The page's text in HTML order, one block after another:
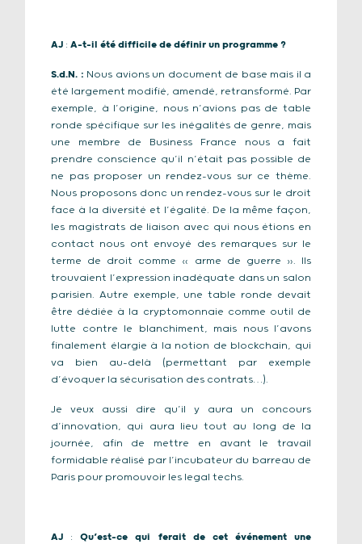
AJ : A-t-il été difficile de définir un programme ?
S.d.N. : Nous avions un document de base mais il a
été largement modifié, amendé, retransformé. Par
exemple, à l’origine, nous n’avions pas de table
ronde spécifique sur les inégalités de genre, mais
une membre de Business France nous a fait
prendre conscience qu’il n’était pas possible de
ne pas proposer un rendez-vous sur ce thème.
Nous proposons donc un rendez-vous sur le droit
face à la diversité et l’égalité. De la même façon,
les magistrats de liaison avec qui nous étions en
contact nous ont envoyé des remarques sur le
terme de droit comme « arme de guerre ». Ils
trouvaient l’expression inadéquate dans un salon
parisien. Autre exemple, une table ronde devait
être dédiée à la cryptomonnaie comme outil de
lutte contre le blanchiment, mais nous l’avons
finalement élargie à la notion de blockchain, qui
va bien au-delà (permettant par exemple
d’évoquer la sécurisation des contrats…).
Je veux aussi dire qu’il y aura un concours
d’innovation, qui aura lieu tout au long de la
journée, afin de mettre en avant le travail
formidable réalisé par l’incubateur du barreau de
Paris pour promouvoir les legal techs.
AJ :Qu’est-ce qui ferait de cet événement une